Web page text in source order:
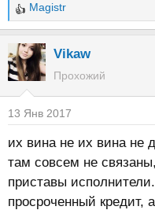
Р
е
а
к
ц
и
и
Magistr
Vikaw
Прохожий
13 Янв 2017
их вина не их вина не
там совсем не
приставы
просроченный кредит,